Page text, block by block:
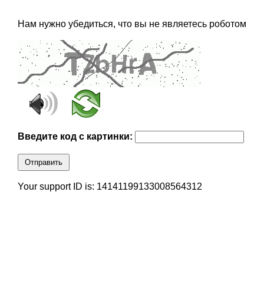
Нам нужно убедиться, что вы не являетесь роботом
Введите код с картинки:
Отправить
Your support ID is: 14141199133008564312